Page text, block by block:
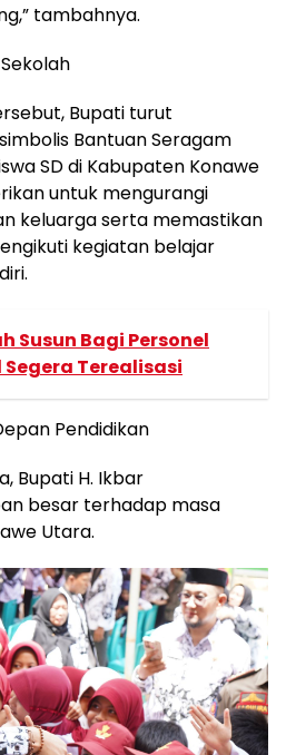
tambahnya.
Bupati turut
Bantuan Seragam
SD di Kabupaten Konawe
untuk mengurangi
keluarga serta memastikan
kegiatan belajar
Susun Bagi Personel
Terealisasi
Pendidikan
Bupati H. Ikbar
besar terhadap masa
Utara.